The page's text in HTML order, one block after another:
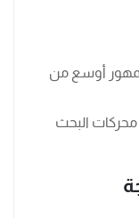
أوسع من
محركات البحث